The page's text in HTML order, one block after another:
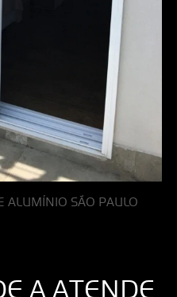
ALUMÍNIO SÃO PAULO